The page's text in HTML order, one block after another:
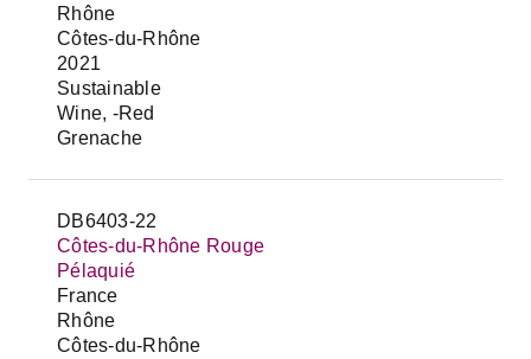
Rhône
Côtes-du-Rhône
2021
Sustainable
Wine, -Red
Grenache
DB6403-22
Côtes-du-Rhône Rouge
Pélaquié
France
Rhône
Côtes-du-Rhône